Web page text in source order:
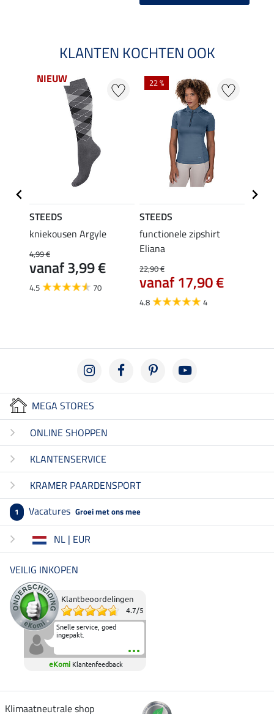
KLANTEN KOCHTEN OOK
NIEUW
STEEDS
kniekousen Argyle
4,99 €
vanaf 3,99 €
4.5 70
22 %
STEEDS
functionele zipshirt
Eliana
22,90 €
vanaf 17,90 €
4.8 4
MEGA STORES
ONLINE SHOPPEN
KLANTENSERVICE
KRAMER PAARDENSPORT
1 Vacatures Groei met ons mee
NL | EUR
VEILIG INKOPEN
Klantbeoordelingen
4.7/5
Snelle service, goed
ingepakt.
eKomi Klantenfeedback
Klimaatneutrale shop